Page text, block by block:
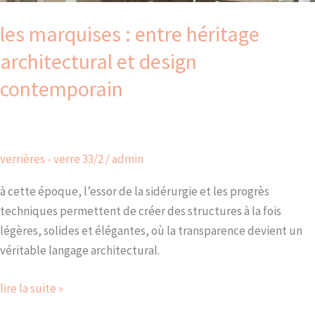
les marquises : entre héritage
architectural et design
contemporain
verrières - verre 33/2/admin
à cette époque, l’essor de la sidérurgie et les progrès
techniques permettent de créer des structures à la fois
légères, solides et élégantes, où la transparence devient un
véritable langage architectural.
lire la suite »